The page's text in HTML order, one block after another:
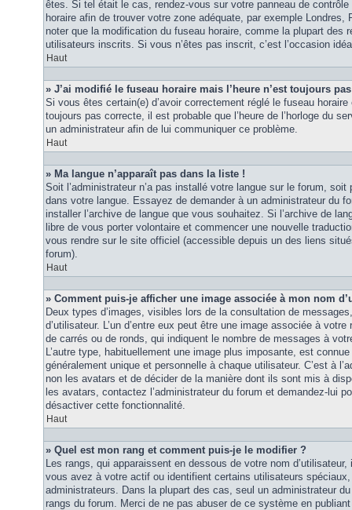
êtes. Si tel était le cas, rendez-vous sur votre panneau de
horaire afin de trouver votre zone adéquate, par exemple
noter que la modification du fuseau horaire, comme la plupart des
utilisateurs inscrits. Si vous n’êtes pas inscrit, c’est l’occasion
Haut
» J’ai modifié le fuseau horaire mais l’heure n’est toujours
Si vous êtes certain(e) d’avoir correctement réglé le fuseau horaire
toujours pas correcte, il est probable que l’heure de l’horloge du
un administrateur afin de lui communiquer ce problème.
Haut
» Ma langue n’apparaît pas dans la liste !
Soit l’administrateur n’a pas installé votre langue sur le forum, soit
dans votre langue. Essayez de demander à un administrateur du
installer l’archive de langue que vous souhaitez. Si l’archive de
libre de vous porter volontaire et commencer une nouvelle
vous rendre sur le site officiel (accessible depuis un des liens
forum).
Haut
» Comment puis-je afficher une image associée à mon nom
Deux types d’images, visibles lors de la consultation de
d’utilisateur. L’un d’entre eux peut être une image associée à
de carrés ou de ronds, qui indiquent le nombre de messages à
L’autre type, habituellement une image plus imposante, est
généralement unique et personnelle à chaque utilisateur. C’est à
non les avatars et de décider de la manière dont ils sont mis à
les avatars, contactez l’administrateur du forum et demandez-lui
désactiver cette fonctionnalité.
Haut
» Quel est mon rang et comment puis-je le modifier ?
Les rangs, qui apparaissent en dessous de votre nom
vous avez à votre actif ou identifient certains utilisateurs
administrateurs. Dans la plupart des cas, seul un administrateur
rangs du forum. Merci de ne pas abuser de ce système en